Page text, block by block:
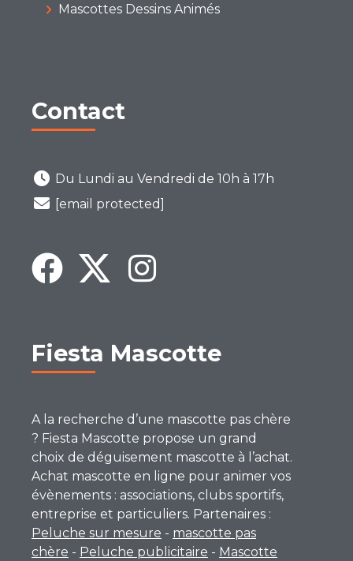
Mascottes Dessins Animés
Contact
Du Lundi au Vendredi de 10h à 17h
[email protected]
Fiesta Mascotte
A la recherche d’une mascotte pas chère
? Fiesta Mascotte propose un grand
choix de déguisement mascotte à l’achat.
Achat mascotte en ligne pour animer vos
évènements : associations, clubs sportifs,
entreprise et particuliers. Partenaires :
Peluche sur mesure - mascotte pas
chère - Peluche publicitaire - Mascotte